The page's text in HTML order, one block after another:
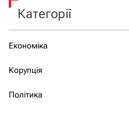
Категорії
Економіка
Корупція
Політика